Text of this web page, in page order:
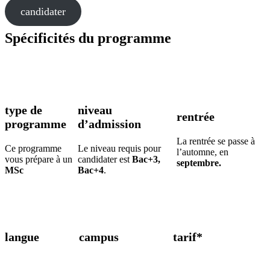
candidater
Spécificités du programme
type de
programme
Ce programme
vous prépare à un
MSc
niveau
d’admission
Le niveau requis pour
candidater estBac+3,
Bac+4.
rentrée
La rentrée se passe à
l’automne, en
septembre.
langue campus tarif*